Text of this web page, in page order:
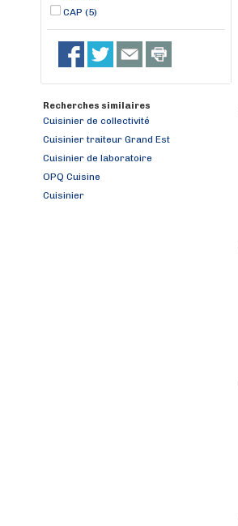
CAP (5)
Recherches similaires
Cuisinier de collectivité
Cuisinier traiteur Grand Est
Cuisinier de laboratoire
OPQ Cuisine
Cuisinier